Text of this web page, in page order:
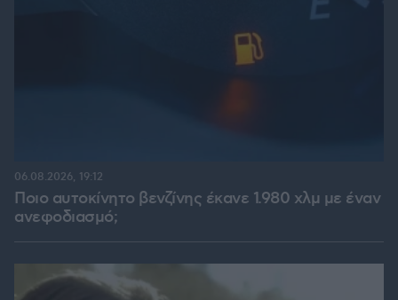
Ποιο αυτοκίνητο βενζίνης έκανε 1.980 χλμ με έναν
ανεφοδιασμό;
06.08.2026, 19:12